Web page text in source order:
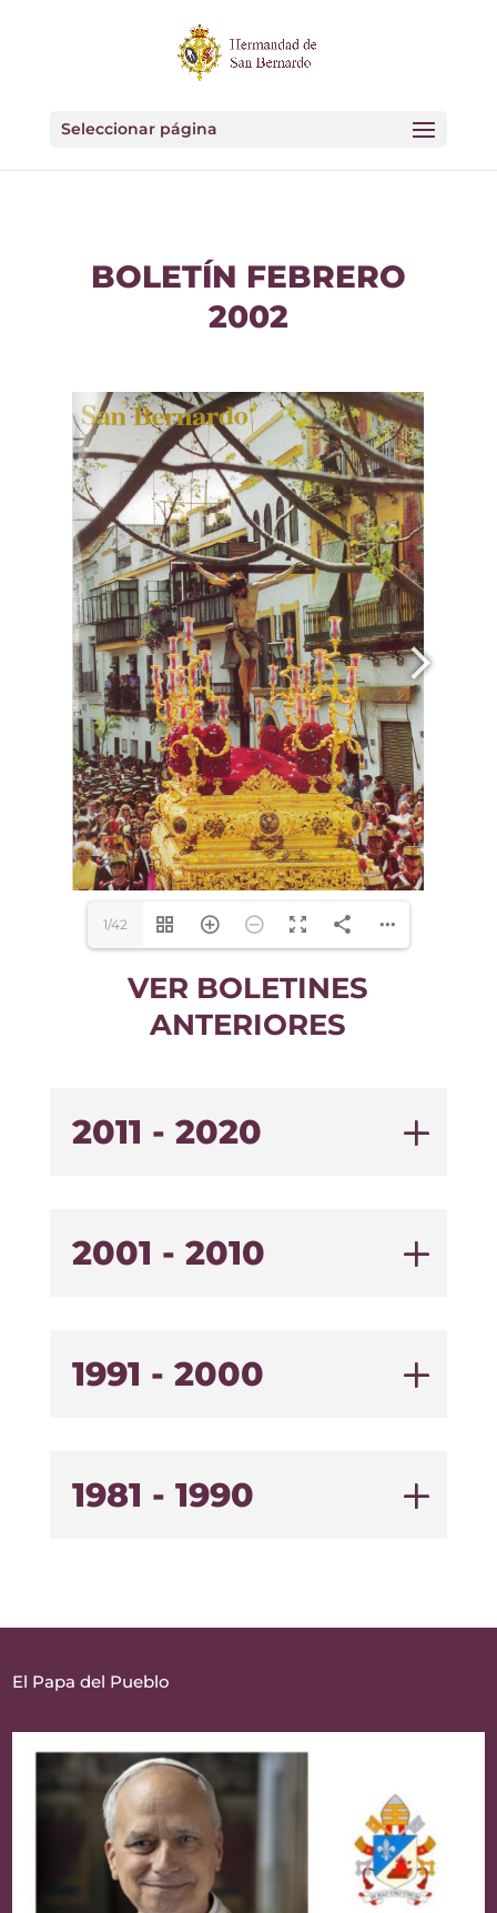
Seleccionar página
BOLETÍN FEBRERO
2002
1/42
VER BOLETINES
ANTERIORES
2011 - 2020
2001 - 2010
1991 - 2000
1981 - 1990
El Papa del Pueblo